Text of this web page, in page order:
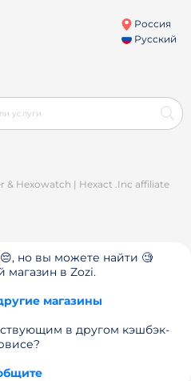
Россия
Русский
& Hexowatch | Hexact .Inc affiliate
но вы можете найти 🧐
магазин в Zozi.
магазины
в другом кэшбэк-